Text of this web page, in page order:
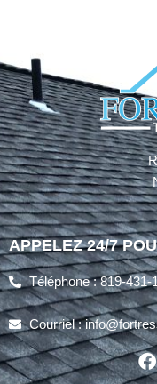
APPELEZ 24/7
Téléphone : 819-431-
Courriel :